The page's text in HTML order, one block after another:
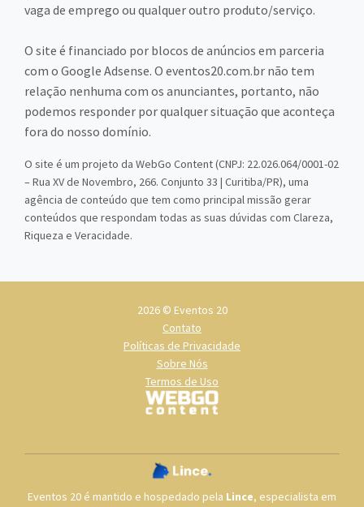
vaga de emprego ou qualquer outro produto/serviço.
O site é financiado por blocos de anúncios em parceria
com o Google Adsense. O eventos20.com.br não tem
relação nenhuma com os anunciantes, portanto, não
podemos responder por qualquer situação que aconteça
fora do nosso domínio.
O site é um projeto da WebGo Content (CNPJ: 22.026.064/0001-02
– Rua XV de Novembro, 266. Conjunto 33 | Curitiba/PR), uma
agência de conteúdo que tem como principal missão gerar
conteúdos que respondam todas as suas dúvidas com Clareza,
Riqueza e Veracidade.
2026 © Eventos 20
Contato
Políticas de Privacidade
Sobre Nós
Termos de Uso
Eventos 20 é mantido e hospedado pela Lince, especialista em